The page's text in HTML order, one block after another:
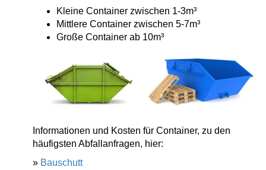
Kleine Container zwischen 1-3m³
Mittlere Container zwischen 5-7m³
Große Container ab 10m³
Informationen und Kosten für Container, zu den
häufigsten Abfallanfragen, hier:
» Bauschutt